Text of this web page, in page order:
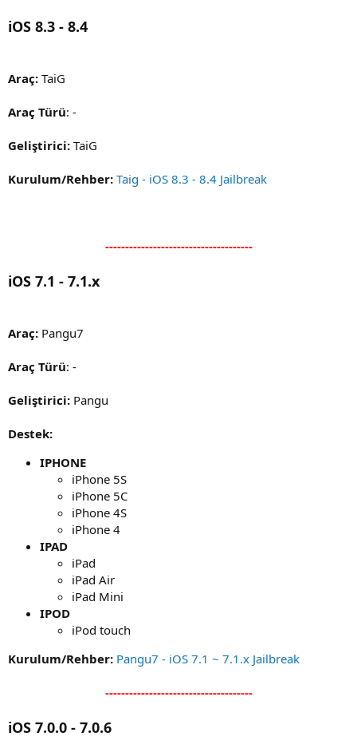
iOS 8.3 - 8.4
Araç: TaiG
Araç Türü: -
Geliştirici: TaiG
Kurulum/Rehber: Taig - iOS 8.3 - 8.4 Jailbreak
-------------------------------------
iOS 7.1 - 7.1.x
Araç: Pangu7
Araç Türü: -
Geliştirici: Pangu
Destek:
IPHONE
iPhone 5S
iPhone 5C
iPhone 4S
iPhone 4
IPAD
iPad
iPad Air
iPad Mini
IPOD
iPod touch
Kurulum/Rehber: Pangu7 - iOS 7.1 ~ 7.1.x Jailbreak
-------------------------------------
iOS 7.0.0 - 7.0.6